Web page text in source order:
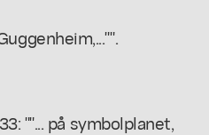
""... på symbolplanet,